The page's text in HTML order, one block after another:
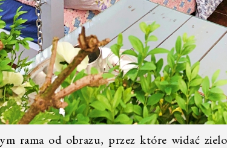
rama od obrazu, przez które widać